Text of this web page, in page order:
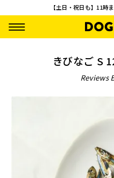
【土日・祝日も】11時
【お一人様1回限
り・送料無料】おや
つお試し10点セッ
ト
2,500 (税込)
きびなご S
Reviews